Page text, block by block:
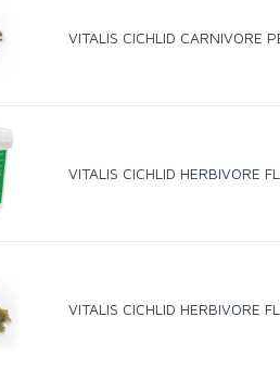
VITALIS CICHLID CARNIVORE
VITALIS CICHLID HERBIVORE
VITALIS CICHLID HERBIVORE